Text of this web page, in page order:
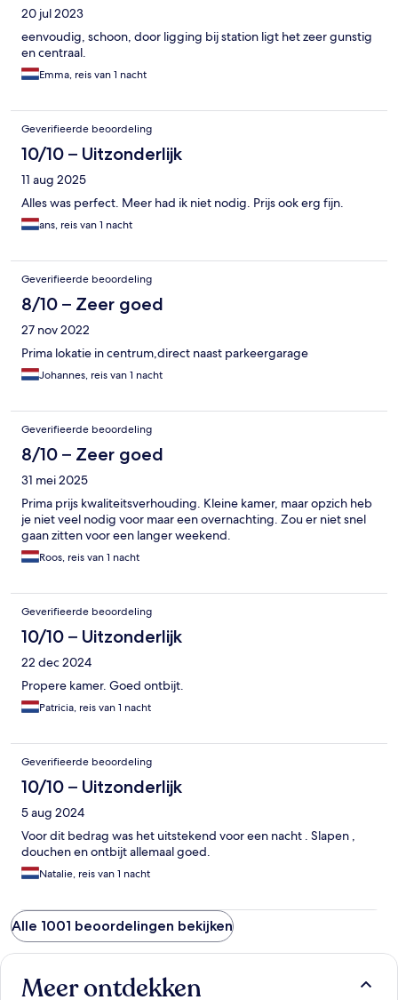
20 jul 2023
eenvoudig, schoon, door ligging bij station ligt het zeer gunstig
en centraal.
Emma, reis van 1 nacht
Geverifieerde beoordeling
10/10 – Uitzonderlijk
11 aug 2025
Alles was perfect. Meer had ik niet nodig. Prijs ook erg fijn.
ans, reis van 1 nacht
Geverifieerde beoordeling
8/10 – Zeer goed
27 nov 2022
Prima lokatie in centrum,direct naast parkeergarage
Johannes, reis van 1 nacht
Geverifieerde beoordeling
8/10 – Zeer goed
31 mei 2025
Prima prijs kwaliteitsverhouding. Kleine kamer, maar opzich heb
je niet veel nodig voor maar een overnachting. Zou er niet snel
gaan zitten voor een langer weekend.
Roos, reis van 1 nacht
Geverifieerde beoordeling
10/10 – Uitzonderlijk
22 dec 2024
Propere kamer. Goed ontbijt.
Patricia, reis van 1 nacht
Geverifieerde beoordeling
10/10 – Uitzonderlijk
5 aug 2024
Voor dit bedrag was het uitstekend voor een nacht . Slapen ,
douchen en ontbijt allemaal goed.
Natalie, reis van 1 nacht
Alle 1001 beoordelingen bekijken
Meer ontdekken